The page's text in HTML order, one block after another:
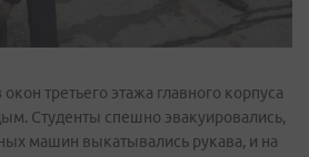
третьего этажа главного корпуса
Студенты спешно эвакуировались,
машин выкатывались рукава, и на